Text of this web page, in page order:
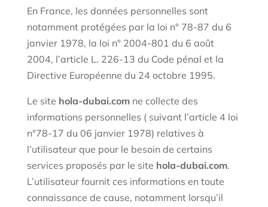
En France, les données personnelles sont
notamment protégées par la loi n° 78-87 du 6
janvier 1978, la loi n° 2004-801 du 6 août
2004, l’article L. 226-13 du Code pénal et la
Directive Européenne du 24 octobre 1995.
Le site hola-dubai.com ne collecte des
informations personnelles ( suivant l’article 4 loi
n°78-17 du 06 janvier 1978) relatives à
l’utilisateur que pour le besoin de certains
services proposés par le site hola-dubai.com.
L’utilisateur fournit ces informations en toute
connaissance de cause, notamment lorsqu’il